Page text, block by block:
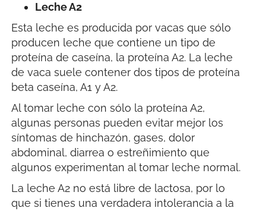
Leche A2
Esta leche es producida por vacas que sólo
producen leche que contiene un tipo de
proteína de caseína, la proteína A2. La leche
de vaca suele contener dos tipos de proteína
beta caseína, A1 y A2.
Al tomar leche con sólo la proteína A2,
algunas personas pueden evitar mejor los
síntomas de hinchazón, gases, dolor
abdominal, diarrea o estreñimiento que
algunos experimentan al tomar leche normal.
La leche A2 no está libre de lactosa, por lo
que si tienes una verdadera intolerancia a la